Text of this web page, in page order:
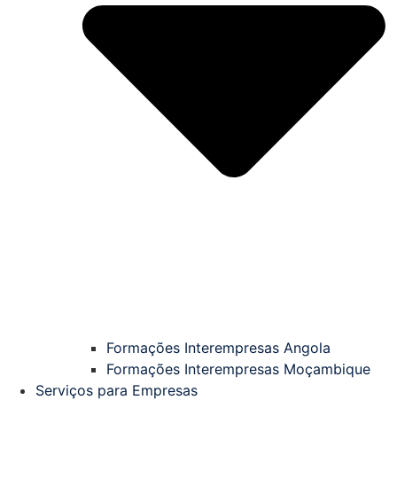
Formações Interempresas Angola
Formações Interempresas Moçambique
Serviços para Empresas